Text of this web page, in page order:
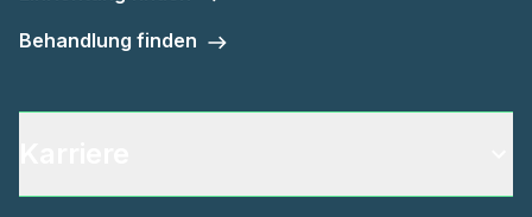
Behandlung finden